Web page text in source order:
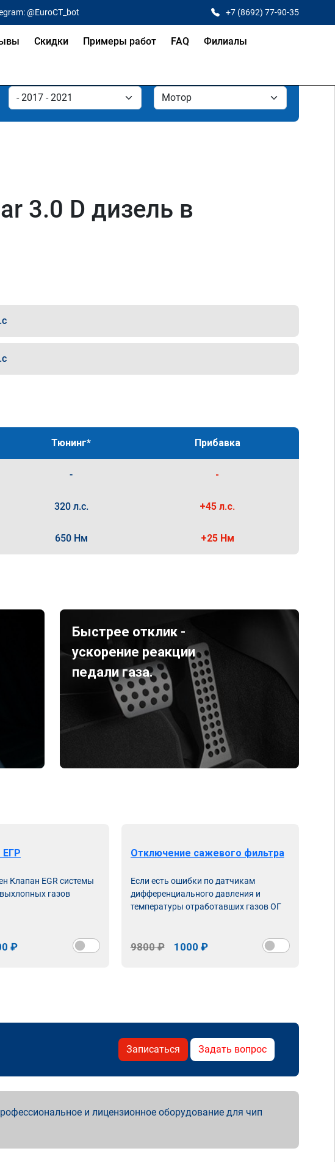
@EuroCT_bot +7 (8692) 77-90-35
Скидки Примеры работ FAQ Филиалы
3.0 D дизель в
Тюнинг* Прибавка
- -
320 л.с. +45 л.с.
650 Нм +25 Нм
Быстрее отклик -
ускорение реакции
педали газа.
ЕГР
Клапан EGR системы
газов
₽
Отключение сажевого фильтра
Если есть ошибки по датчикам
дифференциального давления и
температуры отработавших газов ОГ
9800 ₽ 1000 ₽
Записаться Задать вопрос
и лицензионное оборудование для чип